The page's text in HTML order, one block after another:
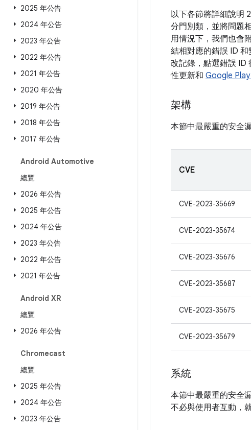
2025 年公告
2024 年公告
2023 年公告
2022 年公告
2021 年公告
2020 年公告
2019 年公告
2018 年公告
2017 年公告
Android Automotive
總覽
2026 年公告
2025 年公告
2024 年公告
2023 年公告
2022 年公告
2021 年公告
Android XR
總覽
2026 年公告
Chromecast
總覽
2025 年公告
2024 年公告
2023 年公告
以下各節將詳細說明
分門別類，並將問題
用情況下，我們也會
結相對應的錯誤 ID
改記錄，點選錯誤 ID
性更新和 Google
架構
本節中最嚴重的安全
CVE
CVE-2023-35669
CVE-2023-35674
CVE-2023-35676
CVE-2023-35687
CVE-2023-35675
CVE-2023-35679
系統
本節中最嚴重的安全
不必與使用者互動，